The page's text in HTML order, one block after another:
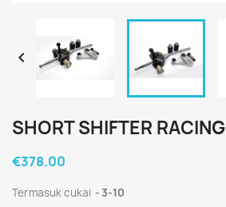

SHORT SHIFTER RACING
€378.00
Termasuk cukai 3-10